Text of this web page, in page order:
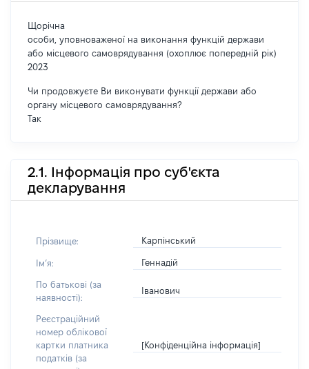
Щорічна
особи, уповноваженої на виконання функцій держави
або місцевого самоврядування (охоплює попередній рік)
2023
Чи продовжуєте Ви виконувати функції держави або
органу місцевого самоврядування?
Так
2.1. Інформація про суб'єкта
декларування
Прізвище: Карпінський
Імʼя: Геннадій
По батькові (за
наявності):
Іванович
Реєстраційний
номер облікової
картки платника
податків (за
[Конфіденційна інформація]